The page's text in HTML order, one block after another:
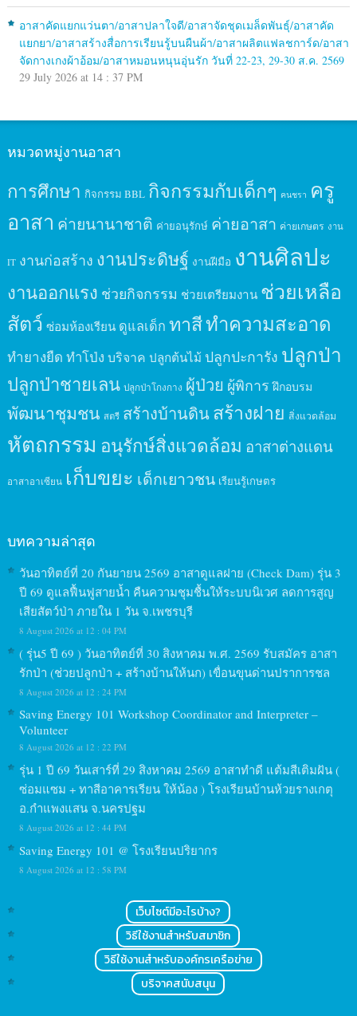
อาสาคัดแยกแว่นตา/อาสาปลาใจดี/อาสาจัดชุดเมล็ดพันธุ์/อาสาคัด
แยกยา/อาสาสร้างสื่อการเรียนรู้บนผืนผ้า/อาสาผลิตแฟลชการ์ด/อาสา
จัดกางเกงผ้าอ้อม/อาสาหมอนหนุนอุ่นรัก วันที่ 22-23, 29-30 ส.ค. 2569
29 July 2026 at 14 : 37 PM
หมวดหมู่งานอาสา
การศึกษา กิจกรรม BBL กิจกรรมกับเด็กๆ คนชรา ครู
อาสา ค่ายนานาชาติ ค่ายอนุรักษ์ ค่ายอาสา ค่ายเกษตร งาน
IT งานก่อสร้าง งานประดิษฐ์ งานฝีมือ งานศิลปะ
งานออกแรง ช่วยกิจกรรม ช่วยเตรียมงาน ช่วยเหลือ
สัตว์ ซ่อมห้องเรียน ดูแลเด็ก ทาสีทำความสะอาด
ทำยางยืด ทำโป่ง บริจาค ปลูกต้นไม้ ปลูกปะการัง ปลูกป่า
ปลูกป่าชายเลน ปลูกป่าโกงกาง ผู้ป่วย ผู้พิการ ฝึกอบรม
พัฒนาชุมชน สตรี สร้างบ้านดินสร้างฝาย สิ่งแวดล้อม
หัตถกรรม อนุรักษ์สิ่งแวดล้อม อาสาต่างแดน
อาสาอาเซียน เก็บขยะ เด็กเยาวชน เรียนรู้เกษตร
บทความล่าสุด
วันอาทิตย์ที่ 20 กันยายน 2569 อาสาดูแลฝาย (Check Dam) รุ่น 3
ปี 69 ดูแลฟื้นฟูสายน้ำ คืนความชุมชื้นให้ระบบนิเวศ ลดการสูญ
เสียสัตว์ป่า ภายใน 1 วัน จ.เพชรบุรี
8 August 2026 at 12 : 04 PM
( รุ่น5 ปี 69 ) วันอาทิตย์ที่ 30 สิงหาคม พ.ศ. 2569 รับสมัคร อาสา
รักป่า (ช่วยปลูกป่า + สร้างบ้านให้นก) เขื่อนขุนด่านปราการชล
8 August 2026 at 12 : 24 PM
Saving Energy 101 Workshop Coordinator and Interpreter –
Volunteer
8 August 2026 at 12 : 22 PM
รุ่น 1 ปี 69 วันเสาร์ที่ 29 สิงหาคม 2569 อาสาทำดี แต้มสีเติมฝัน (
ซ่อมแซม + ทาสีอาคารเรียน ให้น้อง ) โรงเรียนบ้านห้วยรางเกตุ
อ.กำแพงแสน จ.นครปฐม
8 August 2026 at 12 : 44 PM
Saving Energy 101 @ โรงเรียนปริยากร
8 August 2026 at 12 : 58 PM
เว็บไซต์มีอะไรบ้าง?
วิธีใช้งานสำหรับสมาชิก
วิธีใช้งานสำหรับองค์กรเครือข่าย
บริจาคสนับสนุน